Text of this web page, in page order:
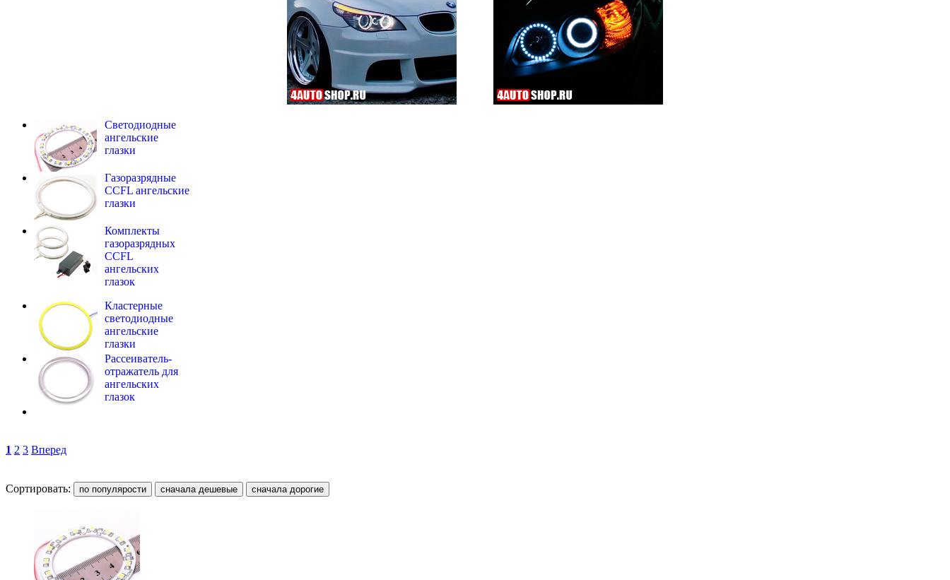
Светодиодные
ангельские
глазки
Газоразрядные
CCFL ангельские
глазки
Комплекты
газоразрядных
CCFL
ангельских
глазок
Кластерные
светодиодные
ангельские
глазки
Рассеиватель-
отражатель для
ангельских
глазок
1 2 3 Вперед
Сортировать: